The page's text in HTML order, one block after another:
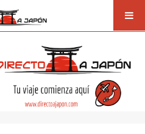
CONSEJOS
DESTINOS
ISI JAPANESE LANGUAGE SCHOOL